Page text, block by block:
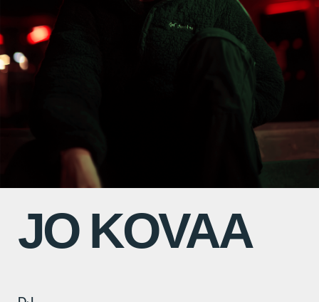
JO KOVAA